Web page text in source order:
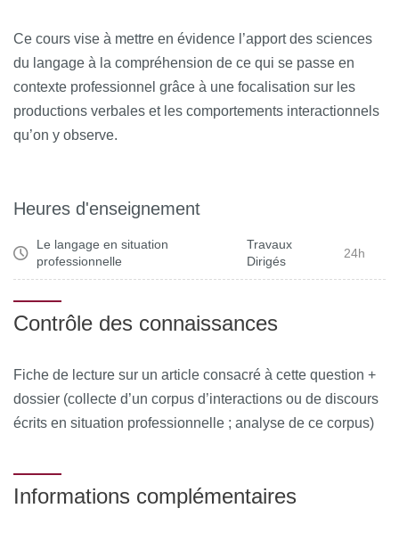
Ce cours vise à mettre en évidence l’apport des sciences
du langage à la compréhension de ce qui se passe en
contexte professionnel grâce à une focalisation sur les
productions verbales et les comportements interactionnels
qu’on y observe.
Heures d'enseignement
Le langage en situation
professionnelle
Travaux
Dirigés
24h
Contrôle des connaissances
Fiche de lecture sur un article consacré à cette question +
dossier (collecte d’un corpus d’interactions ou de discours
écrits en situation professionnelle ; analyse de ce corpus)
Informations complémentaires